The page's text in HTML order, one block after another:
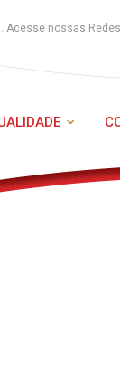
Acesse nossas